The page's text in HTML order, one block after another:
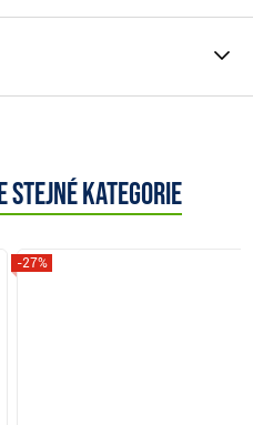
stejné kategorie
-27%